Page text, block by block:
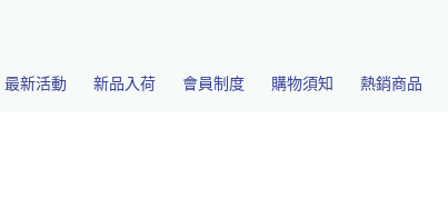
最新活動 新品入荷 會員制度 購物須知 熱銷商品